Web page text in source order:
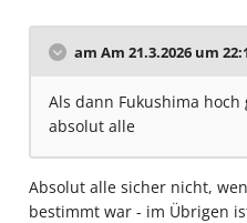
am Am 21.3.2026 um
Als dann Fukushima
absolut alle
Absolut alle sicher nicht,
bestimmt war - im Übrigen